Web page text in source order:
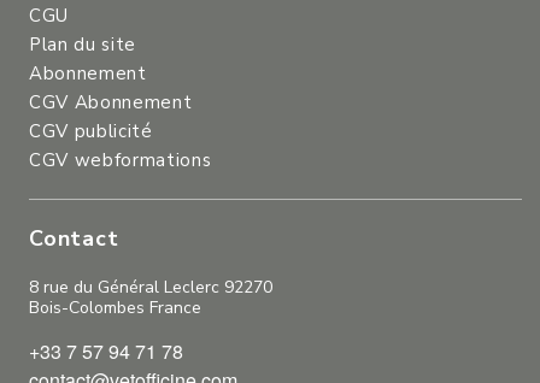
CGU
Plan du site
Abonnement
CGV Abonnement
CGV publicité
CGV webformations
Contact
8 rue du Général Leclerc 92270
Bois-Colombes France
+33 7 57 94 71 78